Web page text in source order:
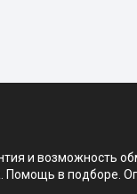
и
Помощь в подборе.